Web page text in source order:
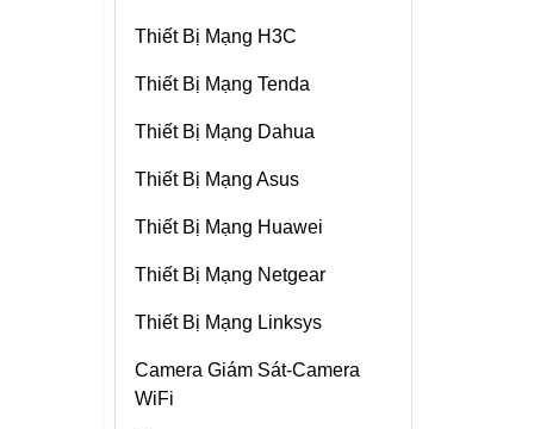
Switch Unifi
Bộ Nguồn Unifi
Router Ubiquiti Unifi
Camera Unifi
Ubiquiti AirMAX
Ubiquiti Bundles
Ubiquiti Cable
Router Ruijie
Switch Ruijie
Thiết Bị Mạng H3C
Thiết Bị Mạng Tenda
Thiết Bị Mạng Dahua
Thiết Bị Mạng Asus
Thiết Bị Mạng Huawei
Thiết Bị Mạng Netgear
Thiết Bị Mạng Linksys
Camera Giám Sát-Camera
WiFi